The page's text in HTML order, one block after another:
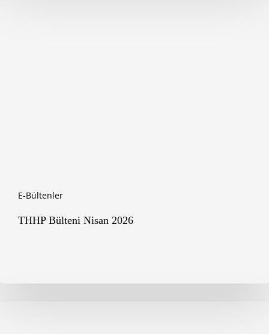
E-Bültenler
THHP Bülteni Nisan 2026